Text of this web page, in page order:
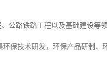
公路铁路工程以及基础建设等
环保技术研发，环保产品研制